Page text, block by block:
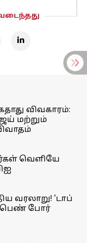
விவகாரம்:
மற்றும்
வெளியே
வரலாறு! 'டாப்
பெண் போர்